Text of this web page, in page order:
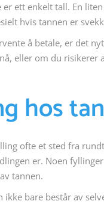
ett enkelt tall. En
hvis tannen er
å betale, er det
eller om du risikerer
hos
ofte et sted fra
er. Noen
tannen.
ikke bare består av